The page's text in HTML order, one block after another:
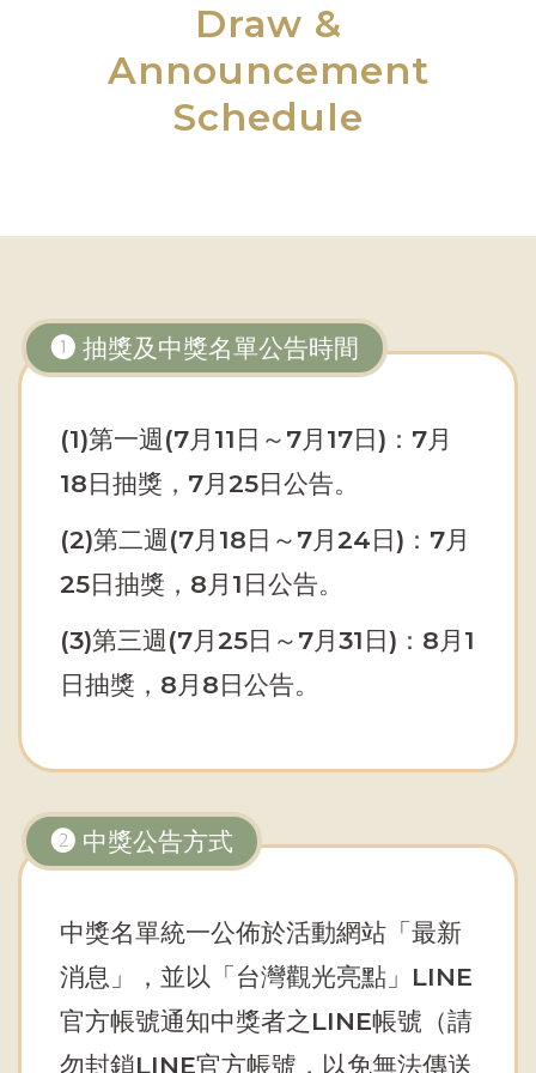
Draw &
Announcement
Schedule
➊ 抽獎及中獎名單公告時間
(1)第一週(7月11日～7月17日)：7月
18日抽獎，7月25日公告。
(2)第二週(7月18日～7月24日)：7月
25日抽獎，8月1日公告。
(3)第三週(7月25日～7月31日)：8月1
日抽獎，8月8日公告。
➋ 中獎公告方式
中獎名單統一公佈於活動網站「最新
消息」，並以「台灣觀光亮點」LINE
官方帳號通知中獎者之LINE帳號（請
勿封鎖LINE官方帳號，以免無法傳送